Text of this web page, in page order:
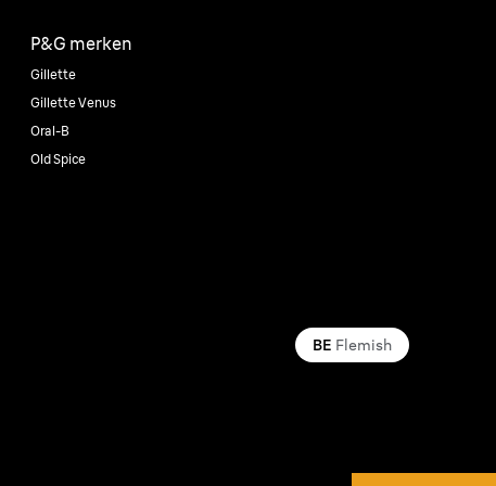
P&G merken
Gillette
Gillette Venus
Oral-B
Old Spice
BE Flemish